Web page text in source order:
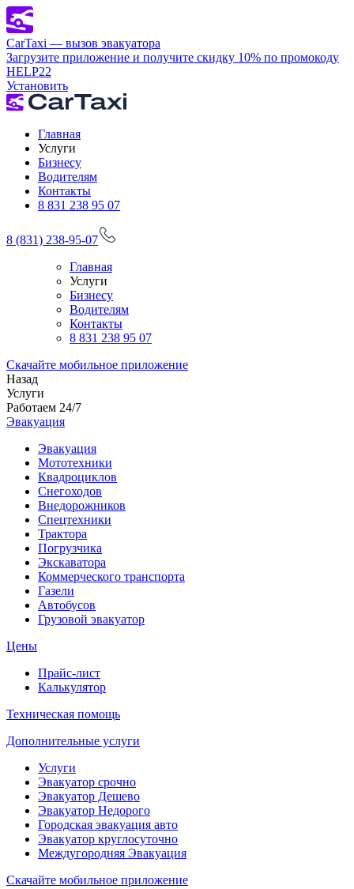
CarTaxi — вызов эвакуатора
Загрузите приложение и получите скидку 10% по промокоду
HELP22
Установить
Главная
Услуги
Бизнесу
Водителям
Контакты
8 831 238 95 07
8 (831) 238-95-07
Главная
Услуги
Бизнесу
Водителям
Контакты
8 831 238 95 07
Скачайте мобильное приложение
Назад
Услуги
Работаем 24/7
Эвакуация
Эвакуация
Мототехники
Квадроциклов
Снегоходов
Внедорожников
Спецтехники
Трактора
Погрузчика
Экскаватора
Коммерческого транспорта
Газели
Автобусов
Грузовой эвакуатор
Цены
Прайс-лист
Калькулятор
Техническая помощь
Дополнительные услуги
Услуги
Эвакуатор срочно
Эвакуатор Дешево
Эвакуатор Недорого
Городская эвакуация авто
Эвакуатор круглосуточно
Междугородняя Эвакуация
Скачайте мобильное приложение